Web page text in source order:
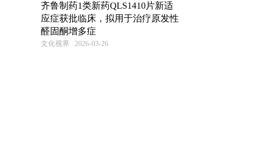
齐鲁制药1类新药QLS1410片新适
应症获批临床，拟用于治疗原发性
醛固酮增多症
文化视界 2026-03-26